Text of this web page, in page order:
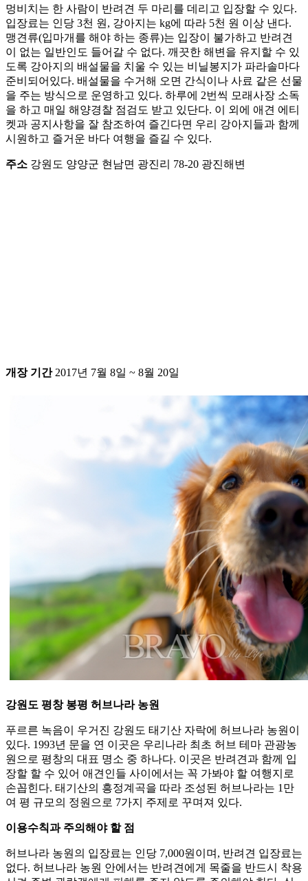
멍비치는 한 사람이 반려견 두 마리를 데리고 입장할 수 있다.
입장료는 인당 3천 원, 강아지는 kg에 따라 5천 원 이상 낸다.
맹견류(입마개를 해야 하는 종류)는 입장이 불가하고 반려견
이 없는 일반인도 들어갈 수 없다. 깨끗한 해변을 유지할 수 있
도록 강아지의 배설물을 치울 수 있는 비닐봉지가 파라솔마다
준비되어있다. 배설물을 수거해 오면 간식이나 사료 같은 선물
을 주는 방식으로 운영하고 있다. 하루에 2번씩 모래사장 소독
을 하고 매일 해양경찰 점검도 받고 있단다. 이 외에 애견 에티
켓과 공지사항을 잘 참조하여 즐긴다면 우리 강아지들과 함께
시원하고 즐거운 바다 여행을 즐길 수 있다.
주소 강원도 양양군 현남면 광진리 78-20 광진해변
개장 기간2017년 7월 8일 ~ 8월 20일
강원도 평창 봉평 허브나라 농원
푸르른 녹음이 우거진 강원도 태기산 자락에 허브나라 농원이
있다. 1993년 문을 연 이곳은 우리나라 최초 허브 테마 관광농
원으로 평창의 대표 명소 중 하나다. 이곳은 반려견과 함께 입
장할 할 수 있어 애견인들 사이에서는 꼭 가봐야 할 여행지로
손꼽힌다. 태기산의 흥정계곡을 따라 조성된 허브나라는 1만
여 평 규모의 정원으로 7가지 주제로 꾸며져 있다.
이용수칙과 주의해야 할 점
허브나라 농원의 입장료는 인당 7,000원이며, 반려견 입장료는
없다. 허브나라 농원 안에서는 반려견에게 목줄을 반드시 착용